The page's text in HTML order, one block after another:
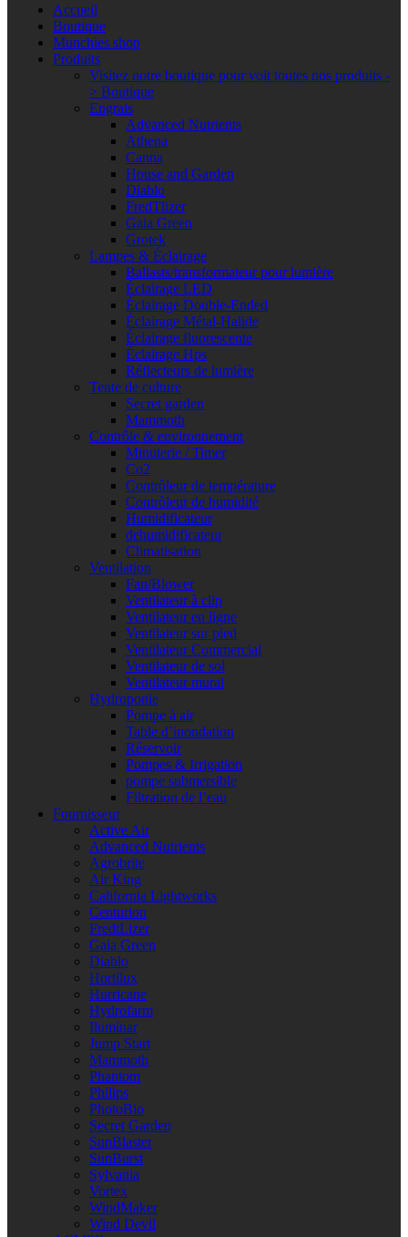
Accueil
Boutique
Munchies shop
Produits
Visitez notre boutique pour voit toutes nos produits -
> Boutique
Engrais
Advanced Nutrients
Athena
Canna
House and Garden
Diablo
FredTlizer
Gaia Green
Grotek
Lampes & Éclairage
Ballasts/transformateur pour lumière
Éclairage LED
Éclairage Double-Ended
Éclairage Métal-Halide
Éclairage fluorescente
Éclairage Hps
Réflecteurs de lumière
Tente de culture
Secret garden
Mammoth
Contrôle & environnement
Minuterie / Timer
Co2
Contrôleur de température
Contrôleur de humidité
Humidificateur
dehumidificateur
Climatisation
Ventilation
Fan/Blower
Ventilateur à clip
Ventilateur en ligne
Ventilateur sur pied
Ventilateur Commercial
Ventilateur de sol
Ventilateur mural
Hydroponie
Pompe à air
Table d’inondation
Réservoir
Pompes & Irrigation
pompe submersible
Filtration de l’eau
Fournisseur
Active Air
Advanced Nutrients
Agrobrite
Air King
California Lightworks
Centurion
FredtLizer
Gaia Green
Diablo
Hortilux
Hurricane
Hydrofarm
Iluminar
Jump Start
Mammoth
Phantom
Philips
PhotoBio
Secret Garden
SunBlaster
SunBurst
Sylvania
Vortex
WindMaker
Wind Devil